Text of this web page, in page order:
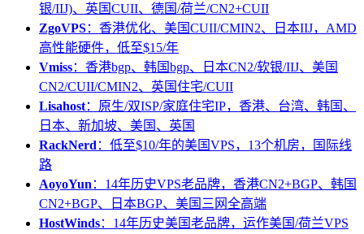
银/IIJ)、英国CUII、德国/荷兰/CN2+CUII
ZgoVPS：香港优化、美国CUII/CMIN2、日本IIJ，AMD
高性能硬件，低至$15/年
Vmiss：香港bgp、韩国bgp、日本CN2/软银/IIJ、美国
CN2/CUII/CMIN2、英国住宅/CUII
Lisahost：原生/双ISP/家庭住宅IP，香港、台湾、韩国、
日本、新加坡、美国、英国
RackNerd ：低至$10/年的美国VPS，13个机房，国际线
路
AoyoYun ：14年历史VPS老品牌，香港CN2+BGP、韩国
CN2+BGP、日本BGP、美国三网全高端
HostWinds：14年历史美国老品牌，运作美国/荷兰VPS